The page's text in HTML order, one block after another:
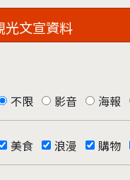
光文宣資料
不限 影音 海報
美食 浪漫 購物